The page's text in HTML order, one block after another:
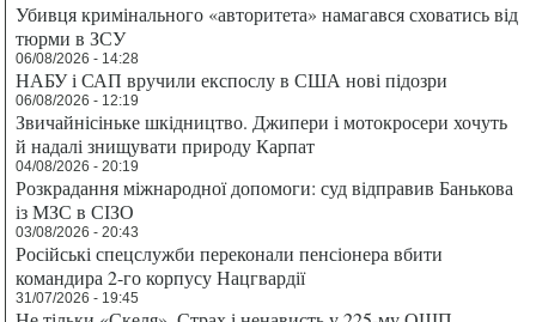
Убивця кримінального «авторитета» намагався сховатись від
тюрми в ЗСУ
06/08/2026 - 14:28
НАБУ і САП вручили експослу в США нові підозри
06/08/2026 - 12:19
Звичайнісіньке шкідництво. Джипери і мотокросери хочуть
й надалі знищувати природу Карпат
04/08/2026 - 20:19
Розкрадання міжнародної допомоги: суд відправив Банькова
із МЗС в СІЗО
03/08/2026 - 20:43
Російські спецслужби переконали пенсіонера вбити
командира 2-го корпусу Нацгвардії
31/07/2026 - 19:45